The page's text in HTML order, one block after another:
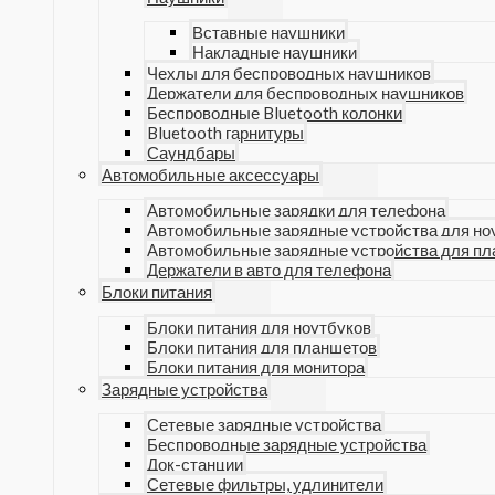
Вставные наушники
Накладные наушники
Чехлы для беспроводных наушников
Держатели для беспроводных наушников
Беспроводные Bluetooth колонки
Bluetooth гарнитуры
Саундбары
Автомобильные аксессуары
Автомобильные зарядки для телефона
Автомобильные зарядные устройства для
Автомобильные зарядные устройства для
Держатели в авто для телефона
Блоки питания
Блоки питания для ноутбуков
Блоки питания для планшетов
Блоки питания для монитора
Зарядные устройства
Сетевые зарядные устройства
Беспроводные зарядные устройства
Док-станции
Сетевые фильтры, удлинители